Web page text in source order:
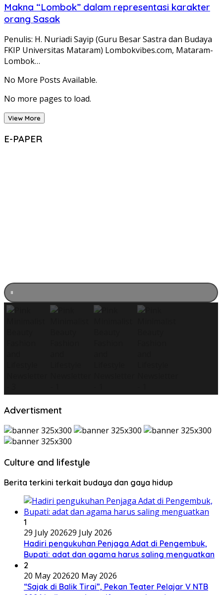
Makna “Lombok” dalam representasi karakter
orang Sasak
Penulis: H. Nuriadi Sayip (Guru Besar Sastra dan Budaya
FKIP Universitas Mataram) Lombokvibes.com, Mataram-
Lombok…
No More Posts Available.
No more pages to load.
View More
E-PAPER
Advertisment
Culture and lifestyle
Berita terkini terkait budaya dan gaya hidup
1
29 July 202629 July 2026
Hadiri pengukuhan Penjaga Adat di Pengembuk,
Bupati: adat dan agama harus saling menguatkan
2
20 May 202620 May 2026
“Sajak di Balik Tirai”, Pekan Teater Pelajar V NTB